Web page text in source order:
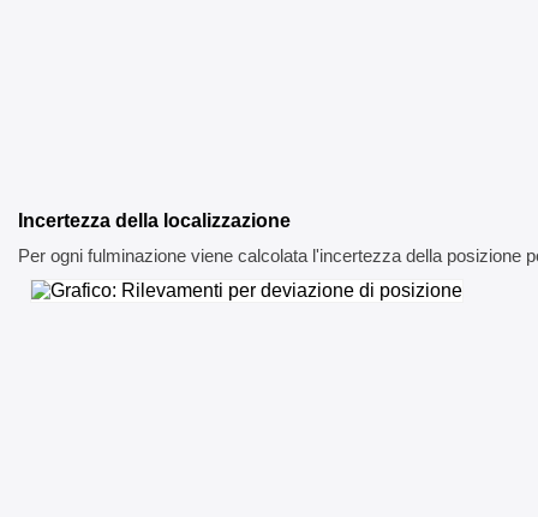
Incertezza della localizzazione
Per ogni fulminazione viene calcolata l'incertezza della posizione